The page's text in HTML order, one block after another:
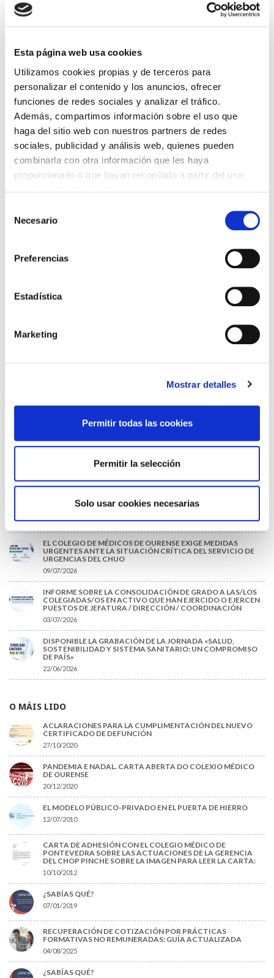
Esta página web usa cookies
Utilizamos cookies propias y de terceros para
personalizar el contenido y los anuncios, ofrecer
funciones de redes sociales y analizar el tráfico.
Además, compartimos información sobre el uso que
haga del sitio web con nuestros partners de redes
sociales, publicidad y análisis web, quienes pueden
combinarla con otra información que les haya
proporcionado o que hayan recopilado a partir del uso
Necesario
Preferencias
Estadística
Marketing
Mostrar detalles
Permitir todas las cookies
Permitir la selección
Solo usar cookies necesarias
*Campos obrigatorios
Lin e acepto a Política de privacidade
SANIDAD CREA UN DIPLOMA OFICIAL PARA RECONOCER LA
03/08/2026
31/07/2026
REFORMA DE LAS MUTUALIDADES ALTERNATIVAS Y LA
EL COLEGIO MÉDICO DE OURENSE CONVOCA EL I CERTAMEN
DEL CASCO Y DEL CINTURÓN DE SEGURIDAD
CONDICIONES DE LOS MÉDICOS QUE ATIENDEN A
MUTUALISTAS
09/07/2026
EL COLEGIO DE MÉDICOS DE OURENSE EXIGE MEDIDAS
URGENTES ANTE LA SITUACIÓN CRÍTICA DEL SERVICIO DE
URGENCIAS DEL CHUO
09/07/2026
INFORME SOBRE LA CONSOLIDACIÓN DE GRADO A LAS/LOS
COLEGIADAS/OS EN ACTIVO QUE HAN EJERCIDO O EJERCEN
PUESTOS DE JEFATURA / DIRECCIÓN / COORDINACIÓN
03/07/2026
DISPONIBLE LA GRABACIÓN DE LA JORNADA «SALUD,
SOSTENIBILIDAD Y SISTEMA SANITARIO: UN COMPROMISO
DE PAÍS»
22/06/2026
O MÁIS LIDO
ACLARACIONES PARA LA CUMPLIMENTACIÓN DEL NUEVO
CERTIFICADO DE DEFUNCIÓN
27/10/2020
PANDEMIA E NADAL. CARTA ABERTA DO COLEXIO MÉDICO
DE OURENSE
20/12/2020
EL MODELO PÚBLICO-PRIVADO EN EL PUERTA DE HIERRO
12/07/2010
CARTA DE ADHESIÓN CON EL COLEGIO MÉDICO DE
PONTEVEDRA SOBRE LAS ACTUACIONES DE LA GERENCIA
DEL CHOP PINCHE SOBRE LA IMAGEN PARA LEER LA CARTA:
10/10/2012
¿SABÍAS QUÉ?
07/01/2019
RECUPERACIÓN DE COTIZACIÓN POR PRÁCTICAS
FORMATIVAS NO REMUNERADAS: GUÍA ACTUALIZADA
04/08/2025
¿SABÍAS QUÉ?